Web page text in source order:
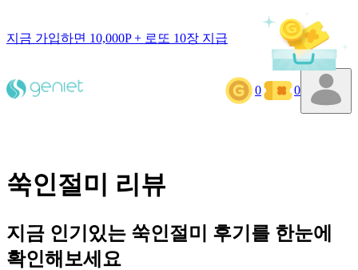
지금 가입하면 10,000P + 로또 10장 지급
0 0
쑥인절미 리뷰
지금 인기있는 쑥인절미
후기를 한눈에
확인해보세요